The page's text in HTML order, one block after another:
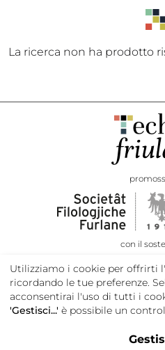
La ricerca non ha prodotto
con il
Utilizziamo i cookie per offrirti
ricordando le tue preferenze.
acconsentirai l'uso di tutti i
'Gestisci...' è possibile un